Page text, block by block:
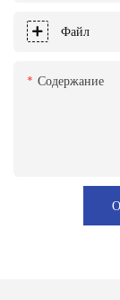
Файл
Содержание